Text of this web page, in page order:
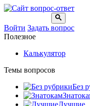
Войти Задать вопрос
Полезное
Калькулятор
Темы вопросов
Без
Лучшие